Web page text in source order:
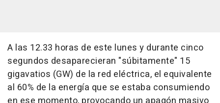
A las 12.33 horas de este lunes y durante cinco
segundos desaparecieran "súbitamente" 15
gigavatios (GW) de la red eléctrica, el equivalente
al 60% de la energía que se estaba consumiendo